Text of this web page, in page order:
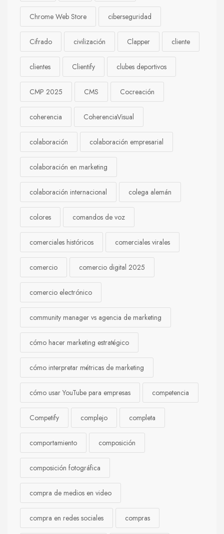
Chrome Web Store ciberseguridad
Cifrado civilización Clapper cliente
clientes Clientify clubes deportivos
CMP 2025 CMS Cocreación
coherencia CoherenciaVisual
colaboración colaboración empresarial
colaboración en marketing
colaboración internacional colega alemán
colores comandos de voz
comerciales históricos comerciales virales
comercio comercio digital 2025
comercio electrónico
community manager vs agencia de marketing
cómo hacer marketing estratégico
cómo interpretar métricas de marketing
cómo usar YouTube para empresas competencia
Competify complejo completa
comportamiento composición
composición fotográfica
compra de medios en video
compra en redes sociales compras